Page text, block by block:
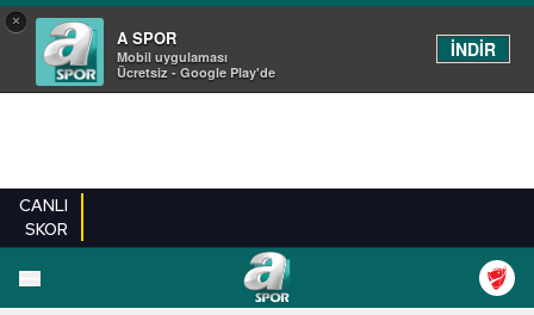
×
A SPOR
Mobil uygulaması
Ücretsiz - Google Play'de
İNDİR
CANLI
SKOR